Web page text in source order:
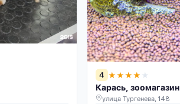
4 ★★★★ ★
Карась, зоомагазин
улица Тургенева, 148